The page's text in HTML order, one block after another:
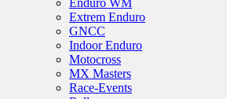
Enduro WM
Extrem Enduro
GNCC
Indoor Enduro
Motocross
MX Masters
Race-Events